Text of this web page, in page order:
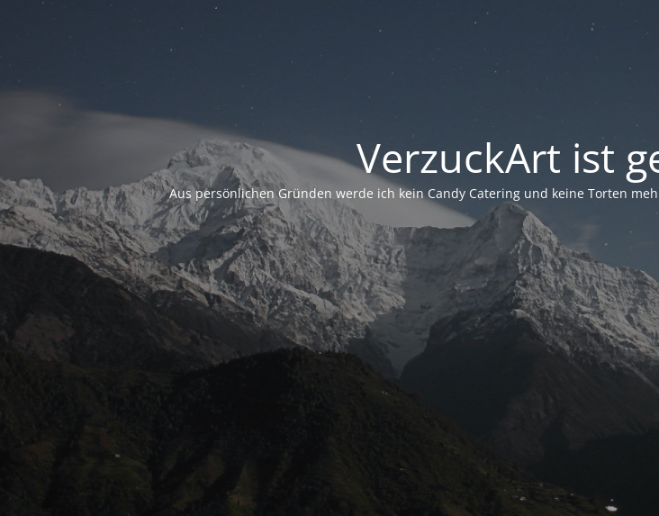
VerzuckArt ist
Aus persönlichen Gründen werde ich kein Candy Catering und keine Torten